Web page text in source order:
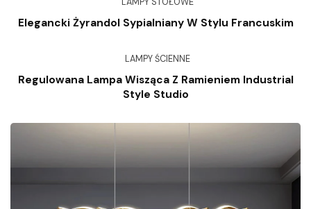
LAMPY STOŁOWE
Elegancki Żyrandol Sypialniany W Stylu Francuskim
LAMPY ŚCIENNE
Regulowana Lampa Wisząca Z Ramieniem Industrial
Style Studio